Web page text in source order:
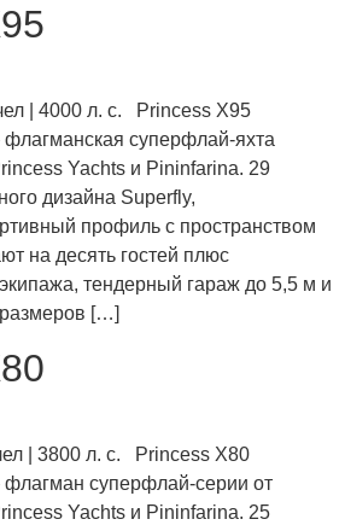
| 4000 л. с. Princess X95
суперфлай-яхта
Yachts и Pininfarina. 29
дизайна Superfly,
профиль с пространством
на десять гостей плюс
тендерный гараж до 5,5 м и
[…]
| 3800 л. с. Princess X80
суперфлай-серии от
Yachts и Pininfarina. 25